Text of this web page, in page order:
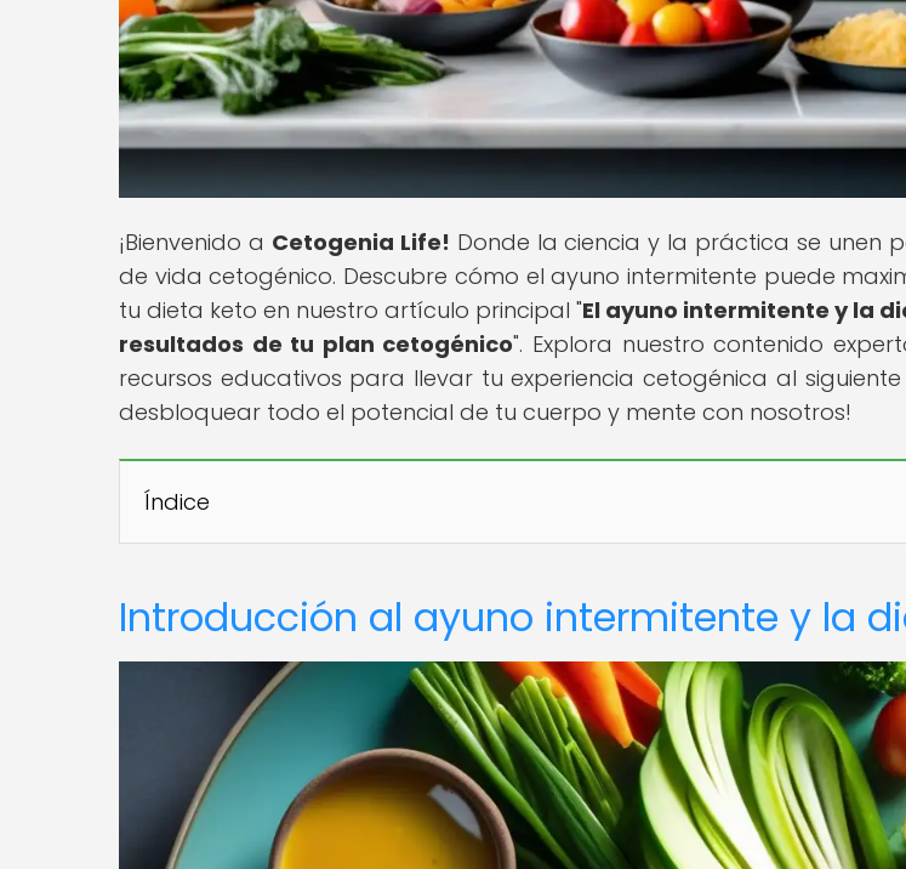
¡Bienvenido a Cetogenia Life! Donde la ciencia y la práctica se unen
de vida cetogénico. Descubre cómo el ayuno intermitente puede
tu dieta keto en nuestro artículo principal "El ayuno intermitente y la
resultados de tu plan cetogénico". Explora nuestro contenido
recursos educativos para llevar tu experiencia cetogénica al siguiente
desbloquear todo el potencial de tu cuerpo y mente con nosotros!
Índice
Introducción al ayuno intermitente y la